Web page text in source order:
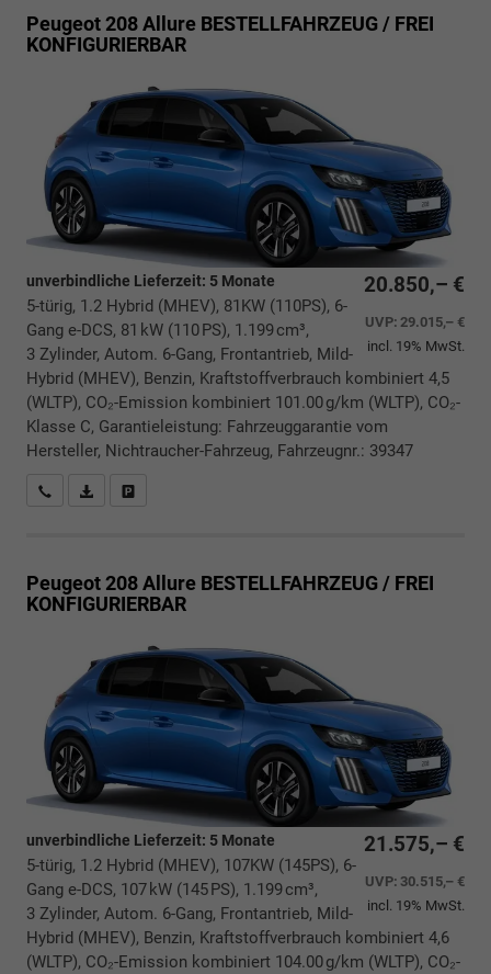
Peugeot 208Allure BESTELLFAHRZEUG / FREI
KONFIGURIERBAR
20.850,– €
UVP:29.015,– €
incl. 19% MwSt.
unverbindliche Lieferzeit: 5 Monate
5-türig, 1.2 Hybrid (MHEV), 81KW (110PS), 6-
Gang e-DCS, 81 kW (110 PS), 1.199 cm³,
3 Zylinder, Autom. 6-Gang, Frontantrieb, Mild-
Hybrid (MHEV), Benzin, Kraftstoffverbrauch kombiniert 4,5
(WLTP), CO₂-Emission kombiniert 101.00 g/km (WLTP), CO₂-
Klasse C, Garantieleistung: Fahrzeuggarantie vom
Hersteller, Nichtraucher-Fahrzeug, Fahrzeugnr.: 39347
Rückrufbitte absenden
PDF-Datei, Fahrzeugexposé drucken
Peugeot 208Allure BESTELLFAHRZEUG / FREI
KONFIGURIERBAR
21.575,– €
UVP: 30.515,– €
incl. 19% MwSt.
unverbindliche Lieferzeit: 5 Monate
5-türig, 1.2 Hybrid (MHEV), 107KW (145PS), 6-
Gang e-DCS, 107 kW (145 PS), 1.199 cm³,
3 Zylinder, Autom. 6-Gang, Frontantrieb, Mild-
Hybrid (MHEV), Benzin, Kraftstoffverbrauch kombiniert 4,6
(WLTP), CO₂-Emission kombiniert 104.00 g/km (WLTP), CO₂-